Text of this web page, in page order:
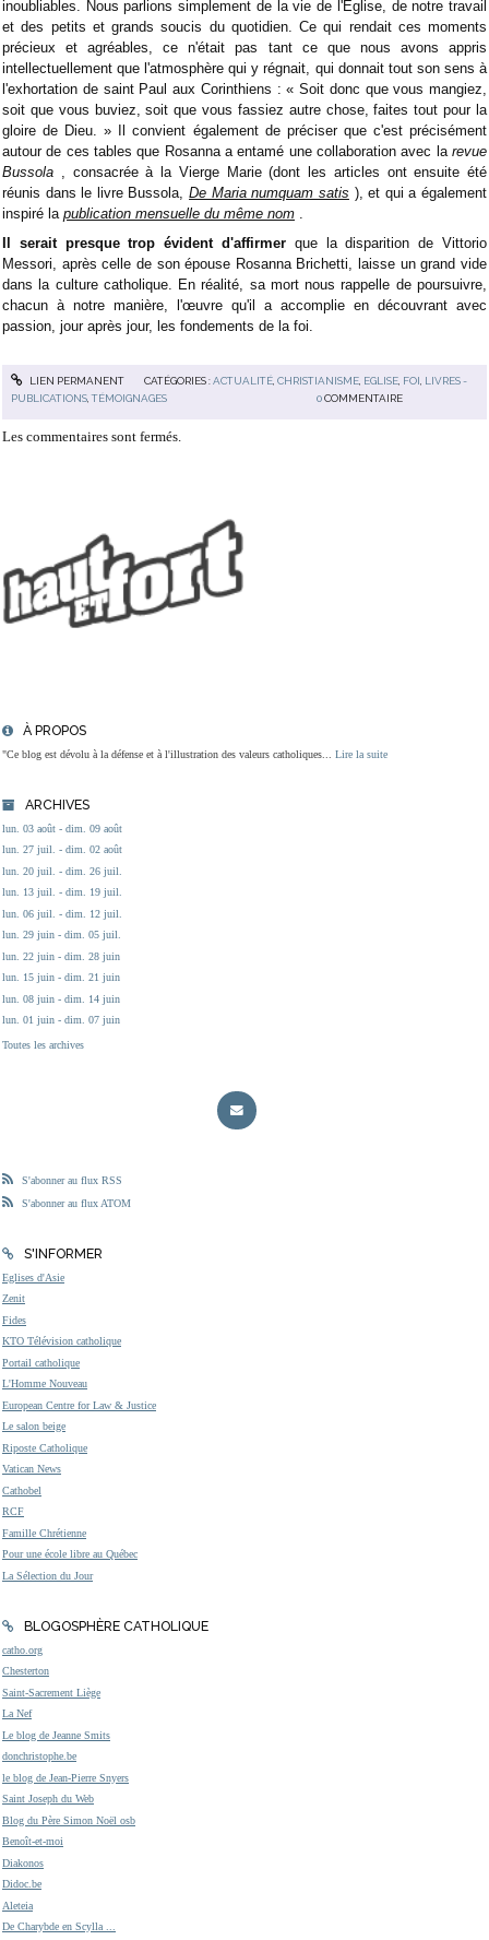
À PROPOS
"Ce blog est dévolu à la défense et à l'illustration des valeurs catholiques... Lire la suite
ARCHIVES
lun. 03 août - dim. 09 août
lun. 27 juil. - dim. 02 août
lun. 20 juil. - dim. 26 juil.
lun. 13 juil. - dim. 19 juil.
lun. 06 juil. - dim. 12 juil.
lun. 29 juin - dim. 05 juil.
lun. 22 juin - dim. 28 juin
lun. 15 juin - dim. 21 juin
lun. 08 juin - dim. 14 juin
lun. 01 juin - dim. 07 juin
Toutes les archives
S'abonner au flux RSS
S'abonner au flux ATOM
S'INFORMER
Eglises d'Asie
Zenit
Fides
KTO Télévision catholique
Portail catholique
L'Homme Nouveau
European Centre for Law & Justice
Le salon beige
Riposte Catholique
Vatican News
Cathobel
RCF
Famille Chrétienne
Pour une école libre au Québec
La Sélection du Jour
BLOGOSPHÈRE CATHOLIQUE
catho.org
Chesterton
Saint-Sacrement Liège
La Nef
Le blog de Jeanne Smits
donchristophe.be
le blog de Jean-Pierre Snyers
Saint Joseph du Web
Blog du Père Simon Noël osb
Benoît-et-moi
Diakonos
Didoc.be
Aleteia
De Charybde en Scylla ...
inoubliables. Nous parlions simplement de la vie de l'Église, de notre travail
et des petits et grands soucis du quotidien. Ce qui rendait ces moments
précieux et agréables, ce n'était pas tant ce que nous avons appris
intellectuellement que l'atmosphère qui y régnait, qui donnait tout son sens à
l'exhortation de saint Paul aux Corinthiens : « Soit donc que vous mangiez,
soit que vous buviez, soit que vous fassiez autre chose, faites tout pour la
gloire de Dieu. » Il convient également de préciser que c'est précisément
autour de ces tables que Rosanna a entamé une collaboration avec la revue
Bussola , consacrée à la Vierge Marie (dont les articles ont ensuite été
réunis dans le livre Bussola,De Maria numquam satis ), et qui a également
inspiré la publication mensuelle du même nom
Il serait presque trop évident d'affirmer que la disparition de Vittorio
Messori, après celle de son épouse Rosanna Brichetti, laisse un grand vide
dans la culture catholique. En réalité, sa mort nous rappelle de poursuivre,
chacun à notre manière, l'œuvre qu'il a accomplie en découvrant avec
passion, jour après jour, les fondements de la foi.
LIEN PERMANENT CATÉGORIES :ACTUALITÉ, CHRISTIANISME, EGLISE, FOI, LIVRES -
PUBLICATIONS ,TÉMOIGNAGES 0 COMMENTAIRE
Les commentaires sont fermés.